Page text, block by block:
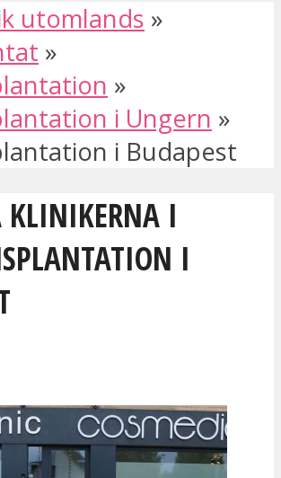
utomlands »
»
»
i Ungern »
i Budapest
KLINIKERNA I
I